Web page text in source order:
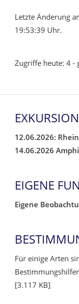
Letzte Änderung
19:53:39 Uhr.
Zugriffe heute: 4 -
12.06.2026:
14.06.2026
EIGENE
Eigene
Für einige Arten
[3.117 KB]